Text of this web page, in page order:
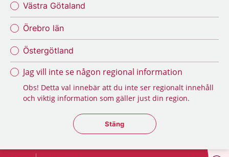
Västra Götaland
Örebro län
Östergötland
Jag vill inte se någon regional information
Obs! Detta val innebär att du inte ser regionalt innehåll
och viktig information som gäller just din region.
Stäng regionsväljaren
Stäng